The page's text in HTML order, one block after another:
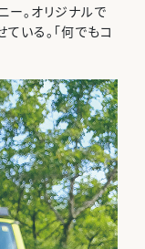
。オリジナルで
いる。「何でもコ